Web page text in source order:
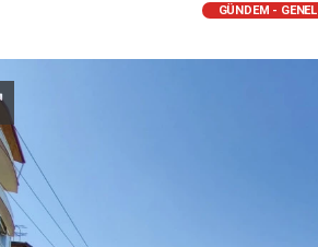
GÜNDEM - GENEL